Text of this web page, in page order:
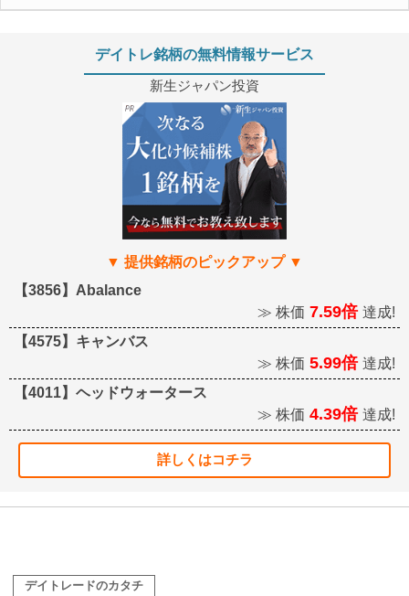
デイトレ銘柄の無料情報サービス
新生ジャパン投資
【3856】Abalance
≫ 株価 7.59倍 達成!
【4575】キャンバス
≫ 株価 5.99倍 達成!
【4011】ヘッドウォータース
≫ 株価 4.39倍 達成!
詳しくはコチラ
デイトレードのカタチ